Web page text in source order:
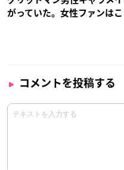
がっていた。女性ファンは
コメントを投稿する